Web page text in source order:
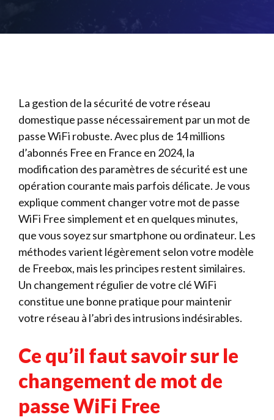
La gestion de la sécurité de votre réseau
domestique passe nécessairement par un mot de
passe WiFi robuste. Avec plus de 14 millions
d’abonnés Free en France en 2024, la
modification des paramètres de sécurité est une
opération courante mais parfois délicate. Je vous
explique comment changer votre mot de passe
WiFi Free simplement et en quelques minutes,
que vous soyez sur smartphone ou ordinateur. Les
méthodes varient légèrement selon votre modèle
de Freebox, mais les principes restent similaires.
Un changement régulier de votre clé WiFi
constitue une bonne pratique pour maintenir
votre réseau à l’abri des intrusions indésirables.
Ce qu’il faut savoir sur le
changement de mot de
passe WiFi Free